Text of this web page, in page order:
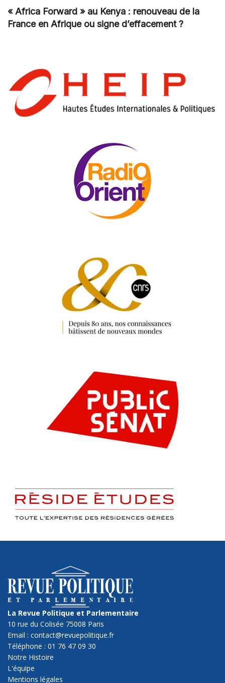
« Africa Forward » au Kenya : renouveau de la
France en Afrique ou signe d’effacement ?
La Revue Politique et Parlementaire
10 rue du Colisée 75008 Paris
Email : contact@revuepolitique.fr
Téléphone : 01 76 47 09 30
Notre Histoire
L'équipe
Mentions légales